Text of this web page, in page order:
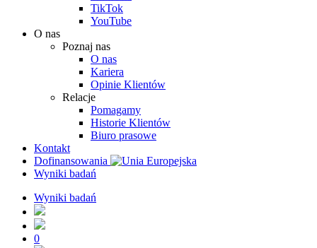
TikTok
YouTube
O nas
Poznaj nas
O nas
Kariera
Opinie Klientów
Relacje
Pomagamy
Historie Klientów
Biuro prasowe
Kontakt
Dofinansowania
Wyniki badań
Wyniki badań
0